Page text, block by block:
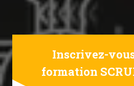
Inscrivez-
formation